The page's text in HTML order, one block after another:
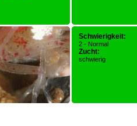
Schwierigkeit:
2 - Normal
Zucht:
schwierig